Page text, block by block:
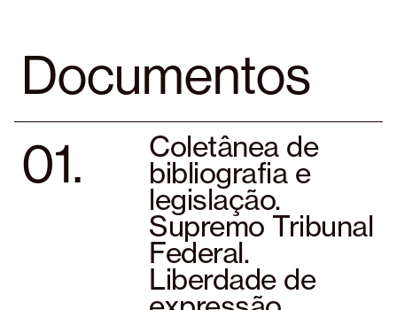
Documentos
01. Coletânea de
bibliografia e
legislação.
Supremo Tribunal
Federal.
Liberdade de